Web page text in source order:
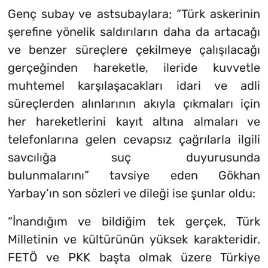
Genç subay ve astsubaylara; “Türk askerinin
şerefine yönelik saldırıların daha da artacağı
ve benzer süreçlere çekilmeye çalışılacağı
gerçeğinden hareketle, ileride kuvvetle
muhtemel karşılaşacakları idari ve adli
süreçlerden alınlarının akıyla çıkmaları için
her hareketlerini kayıt altına almaları ve
telefonlarına gelen cevapsız çağrılarla ilgili
savcılığa suç duyurusunda
bulunmalarını” tavsiye eden Gökhan
Yarbay’ın son sözleri ve dileği ise şunlar oldu:
“İnandığım ve bildiğim tek gerçek, Türk
Milletinin ve kültürünün yüksek karakteridir.
FETÖ ve PKK başta olmak üzere Türkiye